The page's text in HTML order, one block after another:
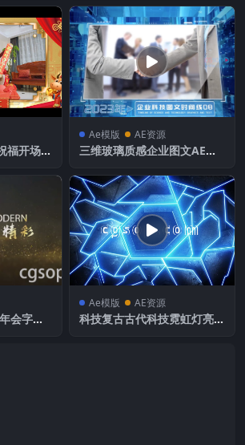
福开场A
Ae模版 AE资源
三维玻璃质感企业图文AE模
会字幕
Ae模版 AE资源
科技复古古代科技霓虹灯亮光